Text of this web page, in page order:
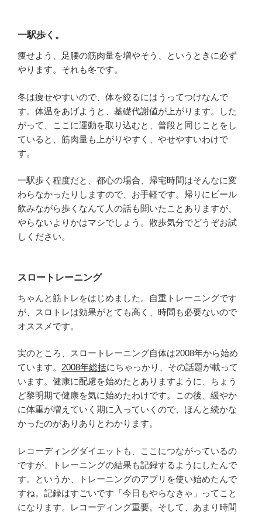
一駅歩く。
痩せよう、足腰の筋肉量を増やそう、というときに必ず
やります。それも冬です。
冬は痩せやすいので、体を絞るにはうってつけなんで
す。体温をあげようと、基礎代謝値が上がります。した
がって、ここに運動を取り込むと、普段と同じことをし
ていると、筋肉量も上がりやすく、やせやすいわけで
す。
一駅歩く程度だと、都心の場合、帰宅時間はそんなに変
わらなかったりしますので、お手軽です。帰りにビール
飲みながら歩くなんて人の話も聞いたことありますが、
やらないよりかはマシでしょう。散歩気分でどうぞお試
しください。
スロートレーニング
ちゃんと筋トレをはじめました。自重トレーニングです
が、スロトレは効果がとても高く、時間も必要ないので
オススメです。
実のところ、スロートレーニング自体は2008年から始め
ています。 2008年総括にちゃっかり、その話題が載って
います。健康に配慮を始めたとありますように、ちょう
ど黎明期で健康を気に始めたわけです。この後、緩やか
に体重が増えていく期に入っていくので、ほんと続かな
かったのがありありとわかります。
レコーディングダイエットも、ここにつながっているの
ですが、トレーニングの結果も記録するようにしたんで
す。というか、トレーニングのアプリを使い始めたんで
すね。記録はすごいです「今日もやらなきゃ」ってこと
になります。レコーディング重要。そして、あまり時間